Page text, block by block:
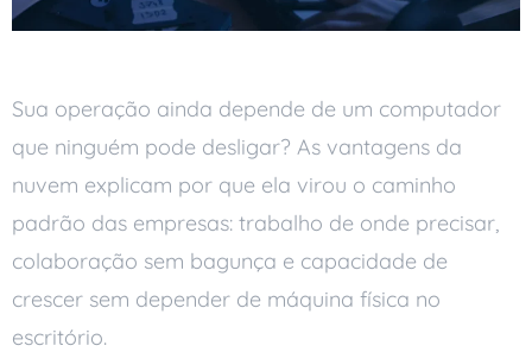
Sua operação ainda depende de um computador
que ninguém pode desligar? As vantagens da
nuvem explicam por que ela virou o caminho
padrão das empresas: trabalho de onde precisar,
colaboração sem bagunça e capacidade de
crescer sem depender de máquina física no
escritório.